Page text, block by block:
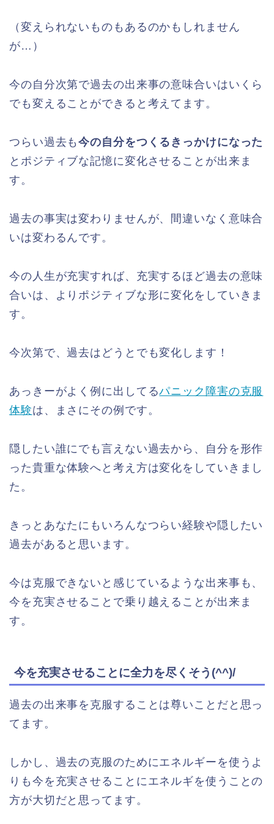
（変えられないものもあるのかもしれません
が…）
今の自分次第で過去の出来事の意味合いはいくら
でも変えることができると考えてます。
つらい過去も今の自分をつくるきっかけになった
とポジティブな記憶に変化させることが出来ま
す。
過去の事実は変わりませんが、間違いなく意味合
いは変わるんです。
今の人生が充実すれば、充実するほど過去の意味
合いは、よりポジティブな形に変化をしていきま
す。
今次第で、過去はどうとでも変化します！
あっきーがよく例に出してるパニック障害の克服
体験は、まさにその例です。
隠したい誰にでも言えない過去から、自分を形作
った貴重な体験へと考え方は変化をしていきまし
た。
きっとあなたにもいろんなつらい経験や隠したい
過去があると思います。
今は克服できないと感じているような出来事も、
今を充実させることで乗り越えることが出来ま
す。
今を充実させることに全力を尽くそう(^^)/
過去の出来事を克服することは尊いことだと思っ
てます。
しかし、過去の克服のためにエネルギーを使うよ
りも今を充実させることにエネルギを使うことの
方が大切だと思ってます。